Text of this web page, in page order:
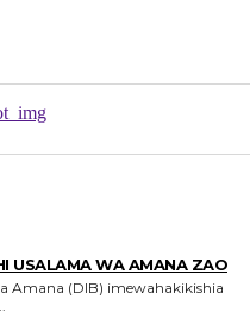
USALAMA WA AMANA ZAO